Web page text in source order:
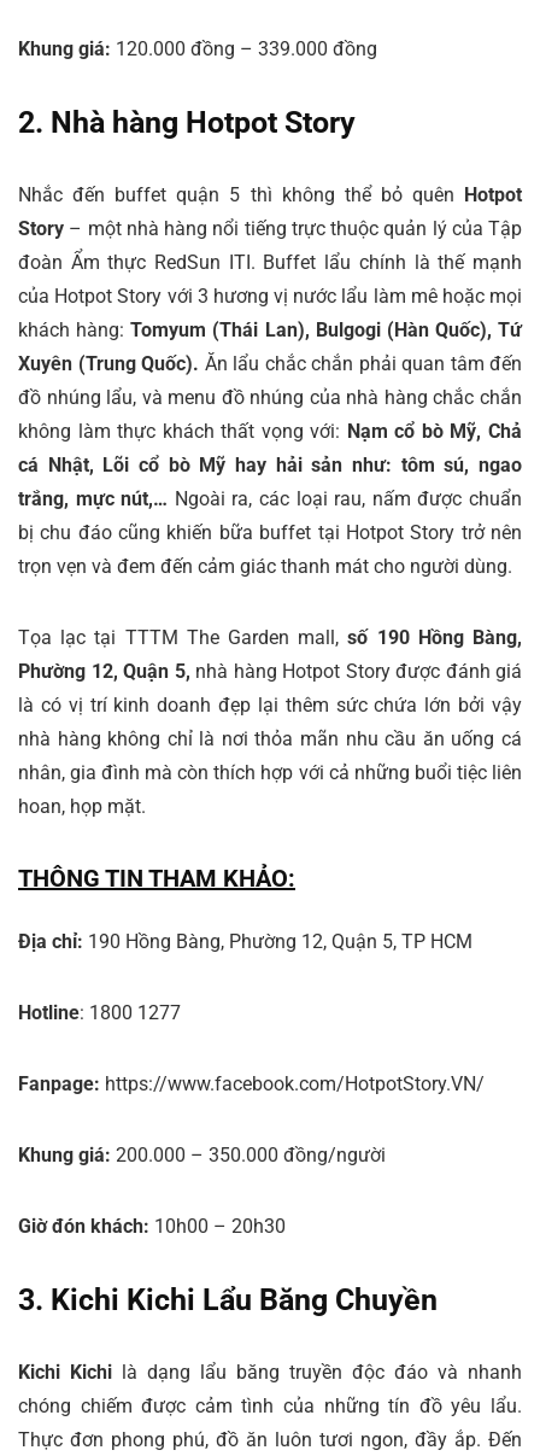
Khung giá: 120.000 đồng – 339.000 đồng
2. Nhà hàng Hotpot Story
Nhắc đến buffet quận 5 thì không thể bỏ quên Hotpot
Story – một nhà hàng nổi tiếng trực thuộc quản lý của Tập
đoàn Ẩm thực RedSun ITI. Buffet lẩu chính là thế mạnh
của Hotpot Story với 3 hương vị nước lẩu làm mê hoặc mọi
khách hàng:Tomyum (Thái Lan), Bulgogi (Hàn Quốc), Tứ
Xuyên (Trung Quốc). Ăn lẩu chắc chắn phải quan tâm đến
đồ nhúng lẩu, và menu đồ nhúng của nhà hàng chắc chắn
không làm thực khách thất vọng với: Nạm cổ bò Mỹ, Chả
cá Nhật, Lõi cổ bò Mỹ hay hải sản như: tôm sú, ngao
trắng, mực nút,… Ngoài ra, các loại rau, nấm được chuẩn
bị chu đáo cũng khiến bữa buffet tại Hotpot Story trở nên
trọn vẹn và đem đến cảm giác thanh mát cho người dùng.
Tọa lạc tại TTTM The Garden mall, số 190 Hồng Bàng,
Phường 12, Quận 5, nhà hàng Hotpot Story được đánh giá
là có vị trí kinh doanh đẹp lại thêm sức chứa lớn bởi vậy
nhà hàng không chỉ là nơi thỏa mãn nhu cầu ăn uống cá
nhân, gia đình mà còn thích hợp với cả những buổi tiệc liên
hoan, họp mặt.
THÔNG TIN THAM KHẢO:
Địa chỉ: 190 Hồng Bàng, Phường 12, Quận 5, TP HCM
Hotline: 1800 1277
Fanpage: https://www.facebook.com/HotpotStory.VN/
Khung giá: 200.000 – 350.000 đồng/người
Giờ đón khách: 10h00 – 20h30
3. Kichi Kichi Lẩu Băng Chuyền
Kichi Kichi là dạng lẩu băng truyền độc đáo và nhanh
chóng chiếm được cảm tình của những tín đồ yêu lẩu.
Thực đơn phong phú, đồ ăn luôn tươi ngon, đầy ắp. Đến